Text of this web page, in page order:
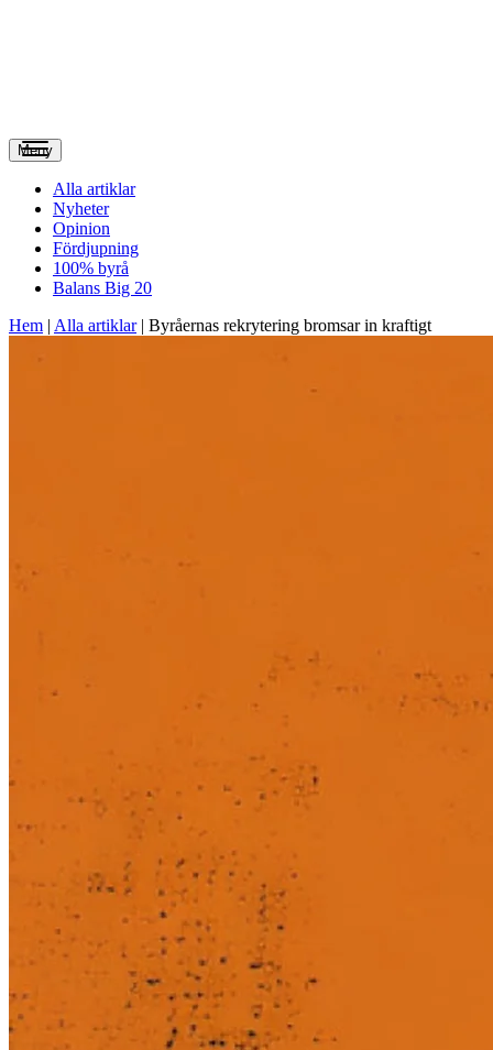
Meny
Alla artiklar
Nyheter
Opinion
Fördjupning
100% byrå
Balans Big 20
Hem | Alla artiklar| Byråernas rekrytering bromsar in kraftigt